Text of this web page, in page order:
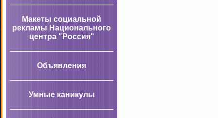
Макеты социальной
рекламы Национального
центра "Россия"
Объявления
Умные каникулы